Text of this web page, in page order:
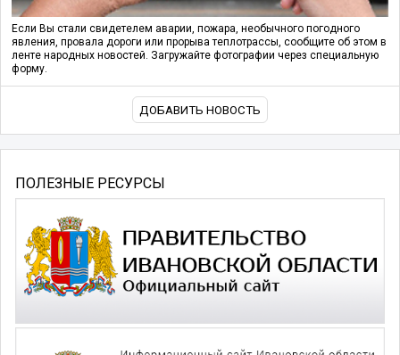
Если Вы стали свидетелем аварии, пожара, необычного погодного
явления, провала дороги или прорыва теплотрассы, сообщите об этом в
ленте народных новостей. Загружайте фотографии через специальную
форму.
ДОБАВИТЬ НОВОСТЬ
ПОЛЕЗНЫЕ РЕСУРСЫ